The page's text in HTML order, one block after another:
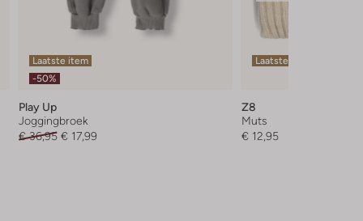
Laatste item
-50%
Play Up
Joggingbroek
€ 36,95 € 17,99
Laatste items
Z8
Muts
€ 12,95